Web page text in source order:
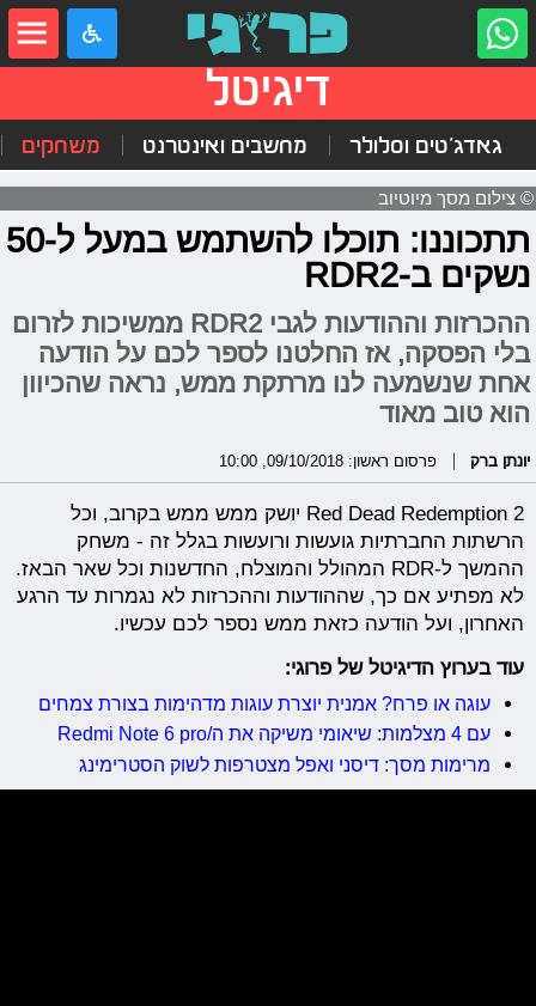
דיגיטל
גאדג'טים וסלולר מחשבים ואינטרנט משחקים
© צילום מסך מיוטיוב
תתכוננו: תוכלו להשתמש במעל ל-50
נשקים ב-RDR2
ההכרזות וההודעות לגבי RDR2 ממשיכות לזרום
בלי הפסקה, אז החלטנו לספר לכם על הודעה
אחת שנשמעה לנו מרתקת ממש, נראה שהכיוון
הוא טוב מאוד
יונתן ברק פרסום ראשון: 09/10/2018, 10:00
Red Dead Redemption 2 יושק ממש ממש בקרוב, וכל
הרשתות החברתיות גועשות ורועשות בגלל זה - משחק
ההמשך ל-RDR המהולל והמוצלח, החדשנות וכל שאר הבאז.
לא מפתיע אם כך, שההודעות וההכרזות לא נגמרות עד הרגע
האחרון, ועל הודעה כזאת ממש נספר לכם עכשיו.
עוד בערוץ הדיגיטל של פרוגי:
עוגה או פרח? אמנית יוצרת עוגות מדהימות בצורת צמחים
עם 4 מצלמות: שיאומי משיקה את ה/Redmi Note 6 pro
מרימות מסך: דיסני ואפל מצטרפות לשוק הסטרימינג